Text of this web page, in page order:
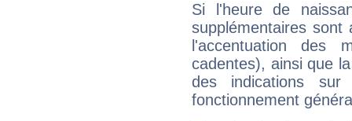
Si l'heure de
supplémentaires sont
l'accentuation des
cadentes), ainsi que
des indications sur
fonctionnement